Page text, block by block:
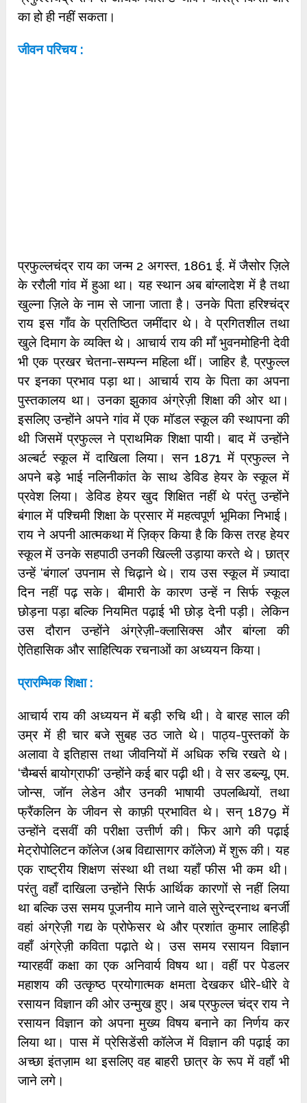
का हो ही नहीं सकता।
जीवन परिचय :
प्रफुल्लचंद्र राय का जन्म 2 अगस्त, 1861 ई. में जैसोर ज़िले
के ररौली गांव में हुआ था। यह स्थान अब बांग्लादेश में है तथा
खुल्ना ज़िले के नाम से जाना जाता है। उनके पिता हरिश्चंद्र
राय इस गाँव के प्रतिष्ठित जमींदार थे। वे प्रगितशील तथा
खुले दिमाग के व्यक्ति थे। आचार्य राय की माँ भुवनमोहिनी देवी
भी एक प्रखर चेतना-सम्पन्न महिला थीं। जाहिर है, प्रफुल्ल
पर इनका प्रभाव पड़ा था। आचार्य राय के पिता का अपना
पुस्तकालय था। उनका झुकाव अंग्रेज़ी शिक्षा की ओर था।
इसलिए उन्होंने अपने गांव में एक मॉडल स्कूल की स्थापना की
थी जिसमें प्रफुल्ल ने प्राथमिक शिक्षा पायी। बाद में उन्होंने
अल्बर्ट स्कूल में दाखिला लिया। सन 1871 में प्रफुल्ल ने
अपने बड़े भाई नलिनीकांत के साथ डेविड हेयर के स्कूल में
प्रवेश लिया। डेविड हेयर खुद शिक्षित नहीं थे परंतु उन्होंने
बंगाल में पश्चिमी शिक्षा के प्रसार में महत्वपूर्ण भूमिका निभाई।
राय ने अपनी आत्मकथा में ज़िक्र किया है कि किस तरह हेयर
स्कूल में उनके सहपाठी उनकी खिल्ली उड़ाया करते थे। छात्र
उन्हें ‘बंगाल’ उपनाम से चिढ़ाने थे। राय उस स्कूल में ज़्यादा
दिन नहीं पढ़ सके। बीमारी के कारण उन्हें न सिर्फ स्कूल
छोड़ना पड़ा बल्कि नियमित पढ़ाई भी छोड़ देनी पड़ी। लेकिन
उस दौरान उन्होंने अंग्रेज़ी-क्लासिक्स और बांग्ला की
ऐतिहासिक और साहित्यिक रचनाओं का अध्ययन किया।
प्रारम्भिक शिक्षा :
आचार्य राय की अध्ययन में बड़ी रुचि थी। वे बारह साल की
उम्र में ही चार बजे सुबह उठ जाते थे। पाठ्य-पुस्तकों के
अलावा वे इतिहास तथा जीवनियों में अधिक रुचि रखते थे।
‘चैम्बर्स बायोग्राफी’ उन्होंने कई बार पढ़ी थी। वे सर डब्ल्यू. एम.
जोन्स, जॉन लेडेन और उनकी भाषायी उपलब्धियों, तथा
फ्रैंकलिन के जीवन से काफ़ी प्रभावित थे। सन् 1879 में
उन्होंने दसवीं की परीक्षा उत्तीर्ण की। फिर आगे की पढ़ाई
मेट्रोपोलिटन कॉलेज (अब विद्यासागर कॉलेज) में शुरू की। यह
एक राष्ट्रीय शिक्षण संस्था थी तथा यहाँ फीस भी कम थी।
परंतु वहाँ दाखिला उन्होंने सिर्फ आर्थिक कारणों से नहीं लिया
था बल्कि उस समय पूजनीय माने जाने वाले सुरेन्द्रनाथ बनर्जी
वहां अंग्रेज़ी गद्य के प्रोफेसर थे और प्रशांत कुमार लाहिड़ी
वहाँ अंग्रेज़ी कविता पढ़ाते थे। उस समय रसायन विज्ञान
ग्यारहवीं कक्षा का एक अनिवार्य विषय था। वहीं पर पेडलर
महाशय की उत्कृष्ठ प्रयोगात्मक क्षमता देखकर धीरे-धीरे वे
रसायन विज्ञान की ओर उन्मुख हुए। अब प्रफुल्ल चंद्र राय ने
रसायन विज्ञान को अपना मुख्य विषय बनाने का निर्णय कर
लिया था। पास में प्रेसिडेंसी कॉलेज में विज्ञान की पढ़ाई का
अच्छा इंतज़ाम था इसलिए वह बाहरी छात्र के रूप में वहाँ भी
जाने लगे।